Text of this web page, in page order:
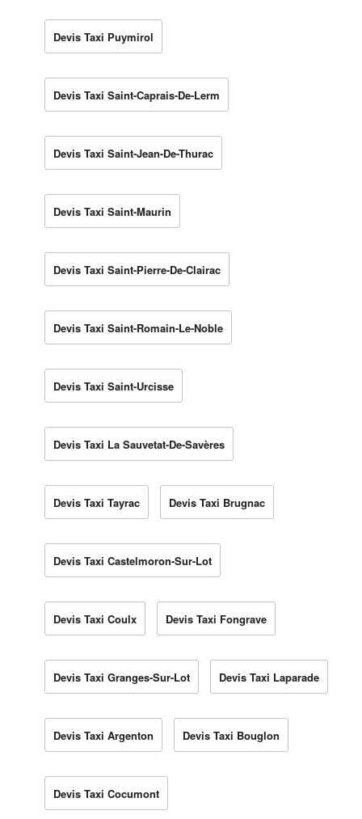
Devis Taxi Puymirol
Devis Taxi Saint-Caprais-De-Lerm
Devis Taxi Saint-Jean-De-Thurac
Devis Taxi Saint-Maurin
Devis Taxi Saint-Pierre-De-Clairac
Devis Taxi Saint-Romain-Le-Noble
Devis Taxi Saint-Urcisse
Devis Taxi La Sauvetat-De-Savères
Devis Taxi Tayrac Devis Taxi Brugnac
Devis Taxi Castelmoron-Sur-Lot
Devis Taxi Coulx Devis Taxi Fongrave
Devis Taxi Granges-Sur-Lot Devis Taxi Laparade
Devis Taxi Argenton Devis Taxi Bouglon
Devis Taxi Cocumont